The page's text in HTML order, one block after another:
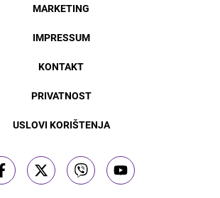
MARKETING
IMPRESSUM
KONTAKT
PRIVATNOST
USLOVI KORIŠTENJA